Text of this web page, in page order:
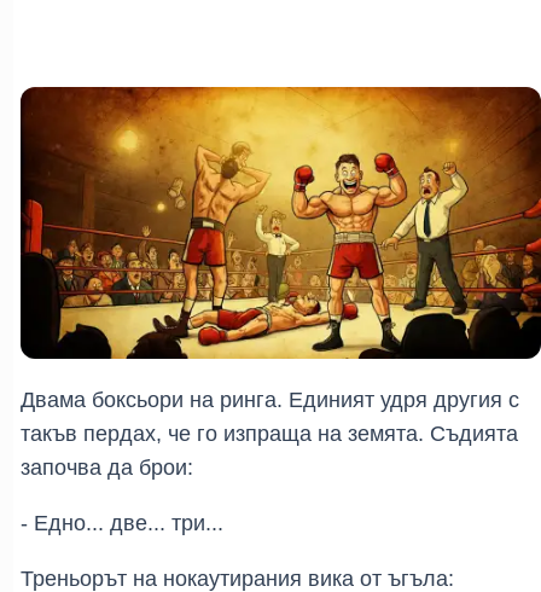
Двама боксьори на ринга. Единият удря другия с
такъв пердах, че го изпраща на земята. Съдията
започва да брои:
- Едно... две... три...
Треньорът на нокаутирания вика от ъгъла: